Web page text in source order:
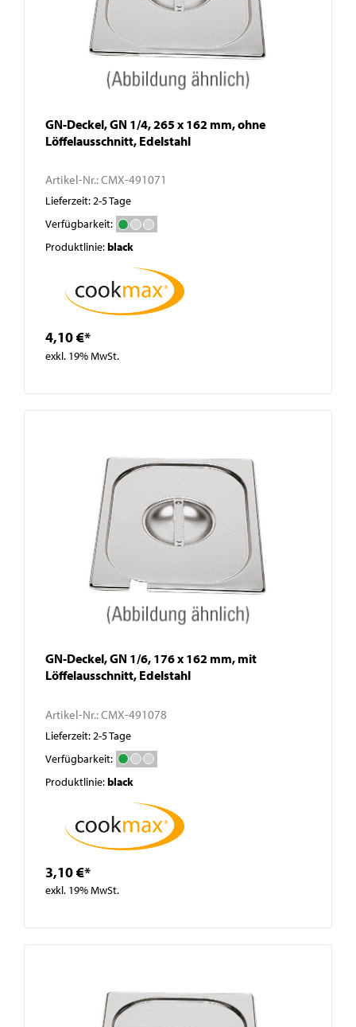
GN-Deckel, GN 1/4, 265 x 162 mm, ohne
Löffelausschnitt, Edelstahl
Artikel-Nr.:CMX-491071
Lieferzeit: 2-5 Tage
Verfügbarkeit:
Produktlinie:black
4,10 €*
exkl. 19% MwSt.
GN-Deckel, GN 1/6, 176 x 162 mm, mit
Löffelausschnitt, Edelstahl
Artikel-Nr.:CMX-491078
Lieferzeit: 2-5 Tage
Verfügbarkeit:
Produktlinie:black
3,10 €*
exkl. 19% MwSt.